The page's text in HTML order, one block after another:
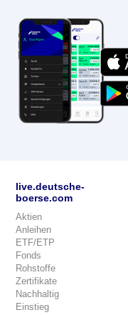
live.deutsche-
boerse.com
Aktien
Anleihen
ETF/ETP
Fonds
Rohstoffe
Zertifikate
Nachhaltig
Einstieg